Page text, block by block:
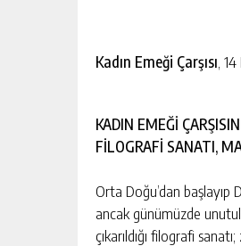
Kadın Emeği Çarşısı ,
KADIN EMEĞİ
FİLOGRAFİ SANATI,
Orta Doğu’dan başlayıp
ancak günümüzde
çıkarıldığı filografi